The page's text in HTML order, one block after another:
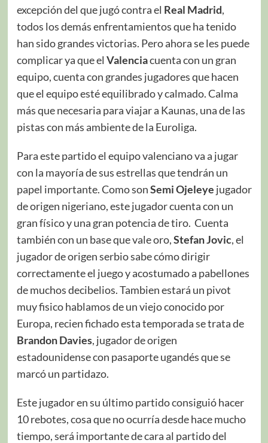
excepción del que jugó contra el Real Madrid,
todos los demás enfrentamientos que ha tenido
han sido grandes victorias. Pero ahora se les puede
complicar ya que el Valenciacuenta con un gran
equipo, cuenta con grandes jugadores que hacen
que el equipo esté equilibrado y calmado. Calma
más que necesaria para viajar a Kaunas, una de las
pistas con más ambiente de la Euroliga.
Para este partido el equipo valenciano va a jugar
con la mayoría de sus estrellas que tendrán un
papel importante. Como sonSemi Ojeleye jugador
de origen nigeriano, este jugador cuenta con un
gran físico y una gran potencia de tiro. Cuenta
también con un base que vale oro,Stefan Jovic, el
jugador de origen serbio sabe cómo dirigir
correctamente el juego y acostumado a pabellones
de muchos decibelios. Tambien estará un pivot
muy fisico hablamos de un viejo conocido por
Europa, recien fichado esta temporada se trata de
Brandon Davies, jugador de origen
estadounidense con pasaporte ugandés que se
marcó un partidazo.
Este jugador en su último partido consiguió hacer
10 rebotes, cosa que no ocurría desde hace mucho
tiempo, será importante de cara al partido del